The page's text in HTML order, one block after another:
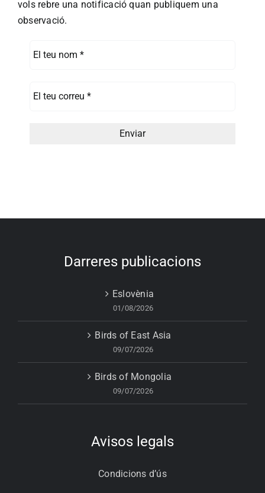
vols rebre una notificació quan publiquem una
observació.
Darreres publicacions
Eslovènia
01/08/2026
Birds of East Asia
09/07/2026
Birds of Mongolia
09/07/2026
Avisos legals
Condicions d’ús